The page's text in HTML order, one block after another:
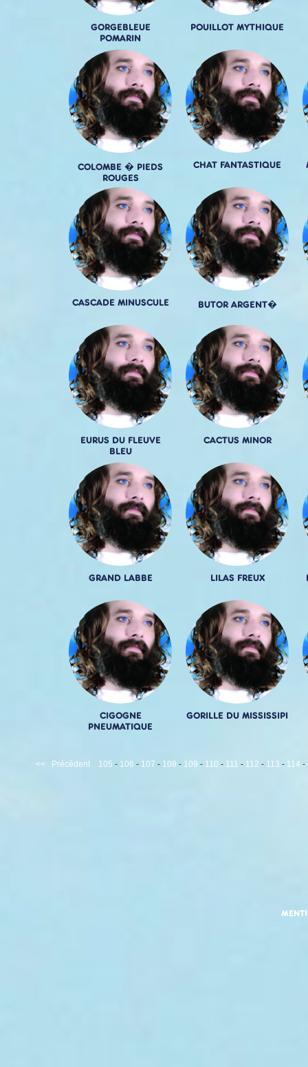
GORGEBLEUE
POMARIN
POUILLOT MYTHIQUE
COLOMBE � PIEDS
ROUGES
CHAT FANTASTIQUE
CASCADE MINUSCULE BUTOR ARGENT�
EURUS DU FLEUVE
BLEU
CACTUS MINOR
GRAND LABBE LILAS FREUX
CIGOGNE
PNEUMATIQUE
GORILLE DU MISSISSIPI
<< Précédent 105 - 106 - 107 - 108 - 109 - 110 - 111 - 112 - 113 - 114 -